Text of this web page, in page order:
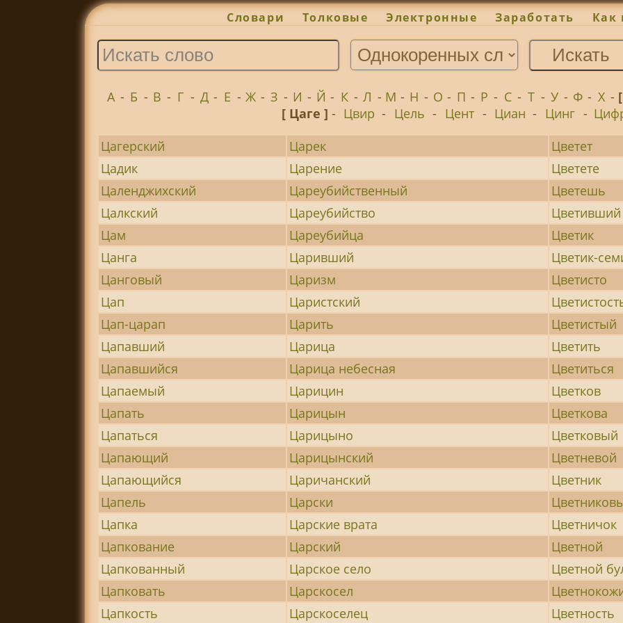
Словари Толковые Электронные Заработать Как
А - Б - В - Г - Д - Е - Ж - З - И - Й - К - Л - М - Н - О - П - Р - С - Т - У - Ф - Х -
[ Цаге ]- Цвир - Цель - Цент - Циан - Цинг -
Цагерский
Царек
Цветет
Цадик
Царение
Цветете
Цаленджихский
Цареубийственный
Цветешь
Цалкский
Цареубийство
Цветивший
Цам
Цареубийца
Цветик
Цанга
Царивший
Цветик-
Цанговый
Царизм
Цветисто
Цап
Царистский
Цап-царап
Царить
Цветистый
Цапавший
Царица
Цветить
Цапавшийся
Царица небесная
Цветиться
Цапаемый
Царицин
Цветков
Цапать
Царицын
Цветкова
Цапаться
Царицыно
Цветковый
Цапающий
Царицынский
Цветневой
Цапающийся
Царичанский
Цветник
Цапель
Царски
Цапка
Царские врата
Цветничок
Цапкование
Царский
Цветной
Цапкованный
Царское село
Цветной
Цапковать
Царскосел
Цапкость
Царскоселец
Цветность